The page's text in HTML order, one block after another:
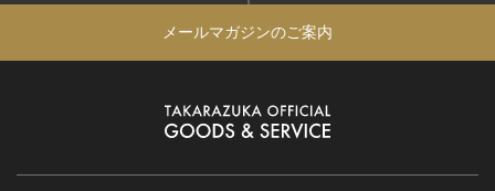
メールマガジンのご案内